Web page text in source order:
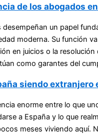
de los abogados
desempeñan un papel
moderna. Su función
en juicios o la
como garantes del
siendo extranjero
enorme entre lo que
a España y lo que
meses viviendo aquí.